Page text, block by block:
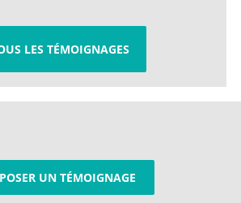
LES TÉMOIGNAGES
UN TÉMOIGNAGE